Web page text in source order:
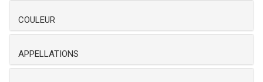
COULEUR
APPELLATIONS